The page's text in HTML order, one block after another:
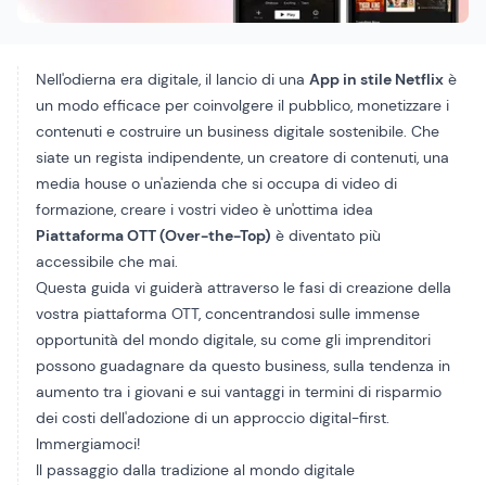
Nell'odierna era digitale, il lancio di una App in stile Netflix è
un modo efficace per coinvolgere il pubblico, monetizzare i
contenuti e costruire un business digitale sostenibile. Che
siate un regista indipendente, un creatore di contenuti, una
media house o un'azienda che si occupa di video di
formazione, creare i vostri video è un'ottima idea
Piattaforma OTT (Over-the-Top) è diventato più
accessibile che mai.
Questa guida vi guiderà attraverso le fasi di creazione della
vostra piattaforma OTT, concentrandosi sulle immense
opportunità del mondo digitale, su come gli imprenditori
possono guadagnare da questo business, sulla tendenza in
aumento tra i giovani e sui vantaggi in termini di risparmio
dei costi dell'adozione di un approccio digital-first.
Immergiamoci!
Il passaggio dalla tradizione al mondo digitale